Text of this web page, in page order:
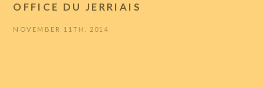
OFFICE DU JERRIAIS
NOVEMBER 11TH, 2014